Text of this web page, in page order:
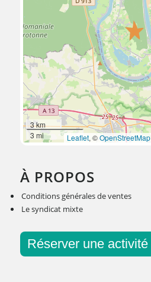
3 km
3 mi
Leaflet, ©OpenStreetMap
À PROPOS
Conditions générales de ventes
Le syndicat mixte
Réserver une activité